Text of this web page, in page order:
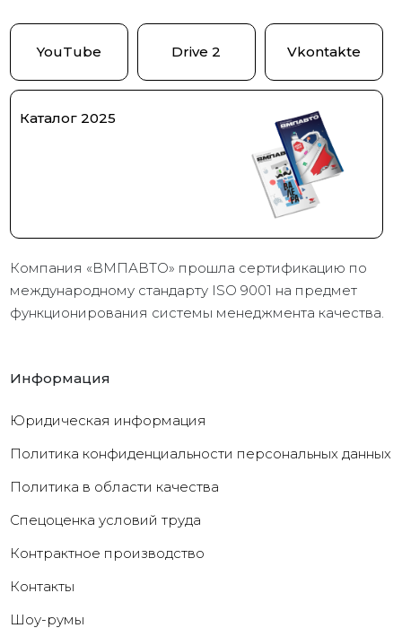
YouTube Drive 2 Vkontakte
Каталог 2025
Компания «ВМПАВТО» прошла сертификацию по
международному стандарту ISO 9001 на предмет
функционирования системы менеджмента качества.
Информация
Юридическая информация
Политика конфиденциальности персональных данных
Политика в области качества
Cпецоценка условий труда
Контрактное производство
Контакты
Шоу-румы